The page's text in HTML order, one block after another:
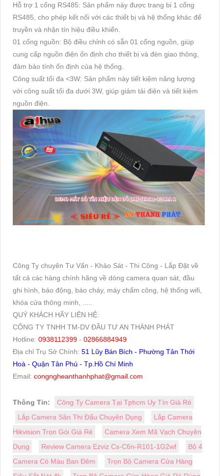
Hỗ trợ 1 cổng RS485: Sản phẩm này được trang bị 1 cổng
RS485, cho phép kết nối với các thiết bị và hệ thống khác để
truyền và nhận tín hiệu điều khiển.
01 cổng nguồn: Bộ điều chỉnh có sẵn 01 cổng nguồn, giúp
cung cấp nguồn điện ổn định cho thiết bị và đèn giao thông,
đảm bảo tính ổn định của hệ thống.
Công suất tối đa <3W: Sản phẩm này tiết kiệm năng lượng
với công suất tối đa dưới 3W, giúp giảm tải điện và tiết kiệm
nguồn điện.
Công Ty chuyên Tư Vấn - Khảo Sát - Thi Công - Lắp Đặt về
tất cả các hàng chính hãng về dòng camera quan sát, đầu
ghi hình, báo động, báo cháy, máy chấm công, hệ thống wifi,
khóa cửa thông minh, .....
QUÝ KHÁCH HÃY LIÊN HỆ:
CÔNG TY TNHH TM-DV ĐẦU TƯ AN THÀNH PHÁT
Hotline: 0938112399 - 02866884949
Địa chỉ Trụ Sở Chính: 51 Lũy Bán Bích - Phường Tân Thới
Hoà - Quận Tân Phú - Tp.Hồ Chí Minh
Email: congngheanthanhphat@gmail.com
Thông Tin:
Công Ty Camera Tại Tphcm Uy Tín Giá Rẻ
Lắp Camera Sân Thi Đấu Chuyên Dụng
Lắp Camera
Hikvision Trọn Gói Giá Rẻ
Camera Xem Mã Vạch Chuyên
Dụng
Review Camera Ezviz Cs-C6n-R101-1G2wf
Bộ 4
Camera Có Màu Ban Đêm
Trọn Bộ Camera Cửa Hàng